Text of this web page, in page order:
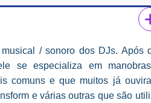
/ sonoro dos DJs. Após
se especializa em
comuns e que muitos já
e várias outras que são